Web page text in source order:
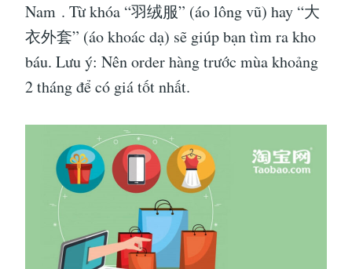
Nam . Từ khóa “羽绒服” (áo lông vũ) hay “大
衣外套” (áo khoác dạ) sẽ giúp bạn tìm ra kho
báu. Lưu ý: Nên order hàng trước mùa khoảng
2 tháng để có giá tốt nhất.